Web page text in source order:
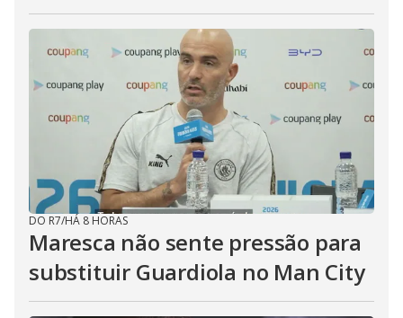
DO R7/HÁ 8 HORAS
Maresca não sente pressão para
substituir Guardiola no Man City